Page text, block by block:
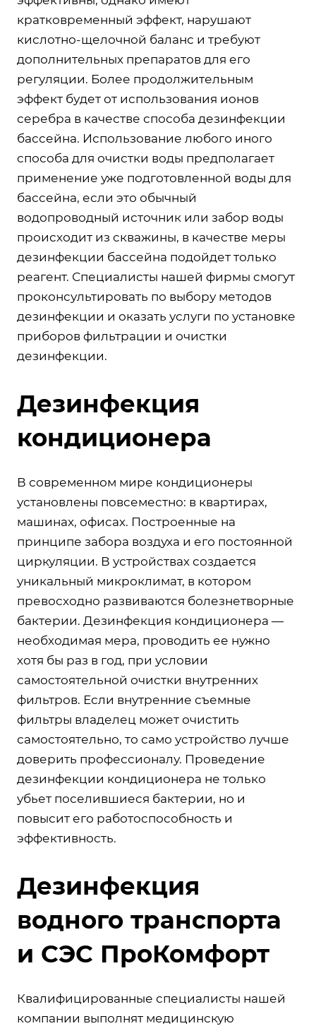
кратковременный эффект, нарушают
кислотно-щелочной баланс и требуют
дополнительных препаратов для его
регуляции. Более продолжительным
эффект будет от использования ионов
серебра в качестве способа дезинфекции
бассейна. Использование любого иного
способа для очистки воды предполагает
применение уже подготовленной воды для
бассейна, если это обычный
водопроводный источник или забор воды
происходит из скважины, в качестве меры
дезинфекции бассейна подойдет только
реагент. Специалисты нашей фирмы смогут
проконсультировать по выбору методов
дезинфекции и оказать услуги по установке
приборов фильтрации и очистки
дезинфекции.
Дезинфекция
кондиционера
В современном мире кондиционеры
установлены повсеместно: в квартирах,
машинах, офисах. Построенные на
принципе забора воздуха и его постоянной
циркуляции. В устройствах создается
уникальный микроклимат, в котором
превосходно развиваются болезнетворные
бактерии. Дезинфекция кондиционера —
необходимая мера, проводить ее нужно
хотя бы раз в год, при условии
самостоятельной очистки внутренних
фильтров. Если внутренние съемные
фильтры владелец может очистить
самостоятельно, то само устройство лучше
доверить профессионалу. Проведение
дезинфекции кондиционера не только
убьет поселившиеся бактерии, но и
повысит его работоспособность и
эффективность.
Дезинфекция
водного транспорта
и СЭС ПроКомфорт
Квалифицированные специалисты нашей
компании выполнят медицинскую